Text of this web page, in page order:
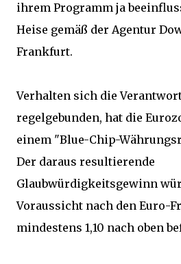
ihrem Programm ja
Heise gemäß der Agentur
Frankfurt.
Verhalten sich die
regelgebunden, hat die
einem "Blue-Chip-
Der daraus resultierende
Glaubwürdigkeitsgewinn
Voraussicht nach den Euro-
mindestens 1,10 nach oben